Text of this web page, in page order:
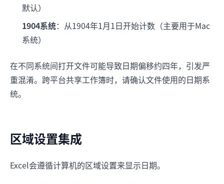
默认）
1904系统：从1904年1月1日开始计数（主要用于Mac
系统）
在不同系统间打开文件可能导致日期偏移约四年，引发严
重混淆。跨平台共享工作簿时，请确认文件使用的日期系
统。
区域设置集成
Excel会遵循计算机的区域设置来显示日期。